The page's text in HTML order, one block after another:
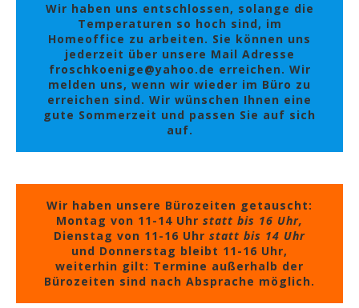
Wir haben uns entschlossen, solange die
Temperaturen so hoch sind, im
Homeoffice zu arbeiten. Sie können uns
jederzeit über unsere Mail Adresse
froschkoenige@yahoo.de erreichen. Wir
melden uns, wenn wir wieder im Büro zu
erreichen sind. Wir wünschen Ihnen eine
gute Sommerzeit und passen Sie auf sich
auf.
Wir haben unsere Bürozeiten getauscht:
Montag von 11-14 Uhr statt bis 16 Uhr,
Dienstag von 11-16 Uhr statt bis 14 Uhr
und Donnerstag bleibt 11-16 Uhr,
weiterhin gilt: Termine außerhalb der
Bürozeiten sind nach Absprache möglich.